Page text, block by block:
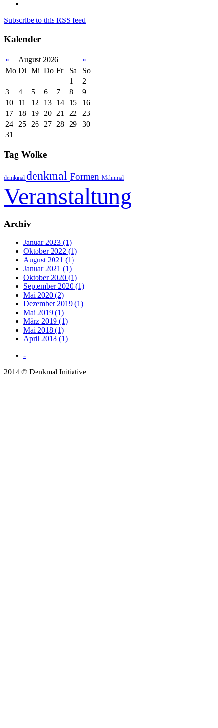
Subscribe to this RSS feed
Kalender
« August 2026
»
Mo Di Mi Do Fr Sa
So
1
2
3
4 5 6 7 8
9
10
11 12 13 14 15
16
17
18 19 20 21 22
23
24
25 26 27 28 29
30
31
Tag Wolke
demkmal denkmal Formen Mahnmal
Veranstaltung
Archiv
Januar 2023 (1)
Oktober 2022 (1)
August 2021 (1)
Januar 2021 (1)
Oktober 2020 (1)
September 2020 (1)
Mai 2020 (2)
Dezember 2019 (1)
Mai 2019 (1)
März 2019 (1)
Mai 2018 (1)
April 2018 (1)
-
2014 © Denkmal Initiative